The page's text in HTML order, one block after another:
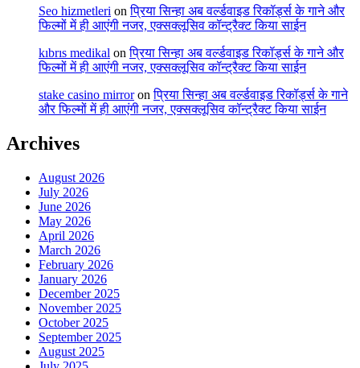
Seo hizmetleri onप्रिया सिन्हा अब वर्ल्डवाइड रिकॉर्ड्स के गाने और
फिल्मों में ही आएंगी नजर, एक्सक्लूसिव कॉन्ट्रैक्ट किया साईन
kıbrıs medikal onप्रिया सिन्हा अब वर्ल्डवाइड रिकॉर्ड्स के गाने और
फिल्मों में ही आएंगी नजर, एक्सक्लूसिव कॉन्ट्रैक्ट किया साईन
stake casino mirroronप्रिया सिन्हा अब वर्ल्डवाइड रिकॉर्ड्स के गाने
और फिल्मों में ही आएंगी नजर, एक्सक्लूसिव कॉन्ट्रैक्ट किया साईन
Archives
August 2026
July 2026
June 2026
May 2026
April 2026
March 2026
February 2026
January 2026
December 2025
November 2025
October 2025
September 2025
August 2025